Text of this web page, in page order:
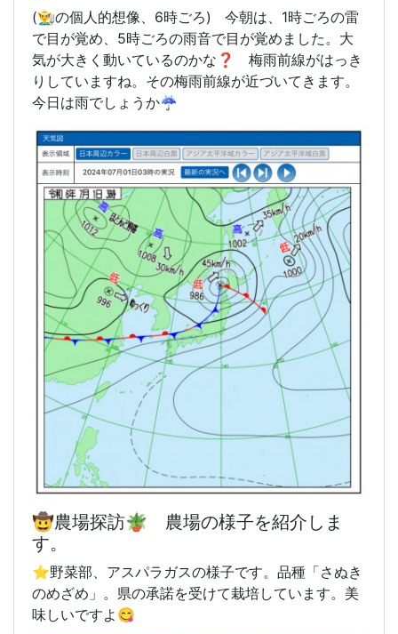
(👨‍🌾の個人的想像、6時ごろ) 今朝は、1時ごろの雷
で目が覚め、5時ごろの雨音で目が覚めました。大
気が大きく動いているのかな❓ 梅雨前線がはっき
りしていますね。その梅雨前線が近づいてきます。
今日は雨でしょうか☔
🤠農場探訪🪴 農場の様子を紹介しま
す。
⭐️野菜部、アスパラガスの様子です。品種「さぬき
のめざめ」。県の承諾を受けて栽培しています。美
味しいですよ😋